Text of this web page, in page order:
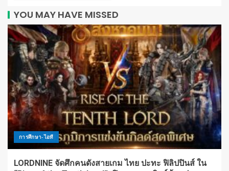
YOU MAY HAVE MISSED
การศึกษา-ไอที
LORDNINE จัดศึกคนดังสายเกม ไทย ปะทะ ฟิลิปปินส์ ใน